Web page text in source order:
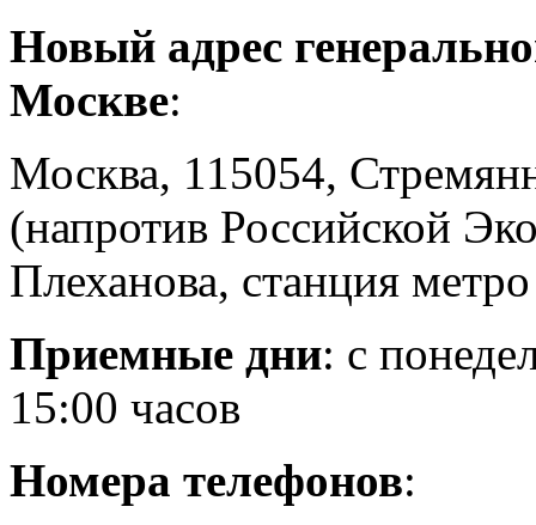
Новый адрес
Москве:
Москва, 115054,
(напротив Российской
Плеханова, станция
Приемные дни: с
15:00 часов
Номера телефонов: